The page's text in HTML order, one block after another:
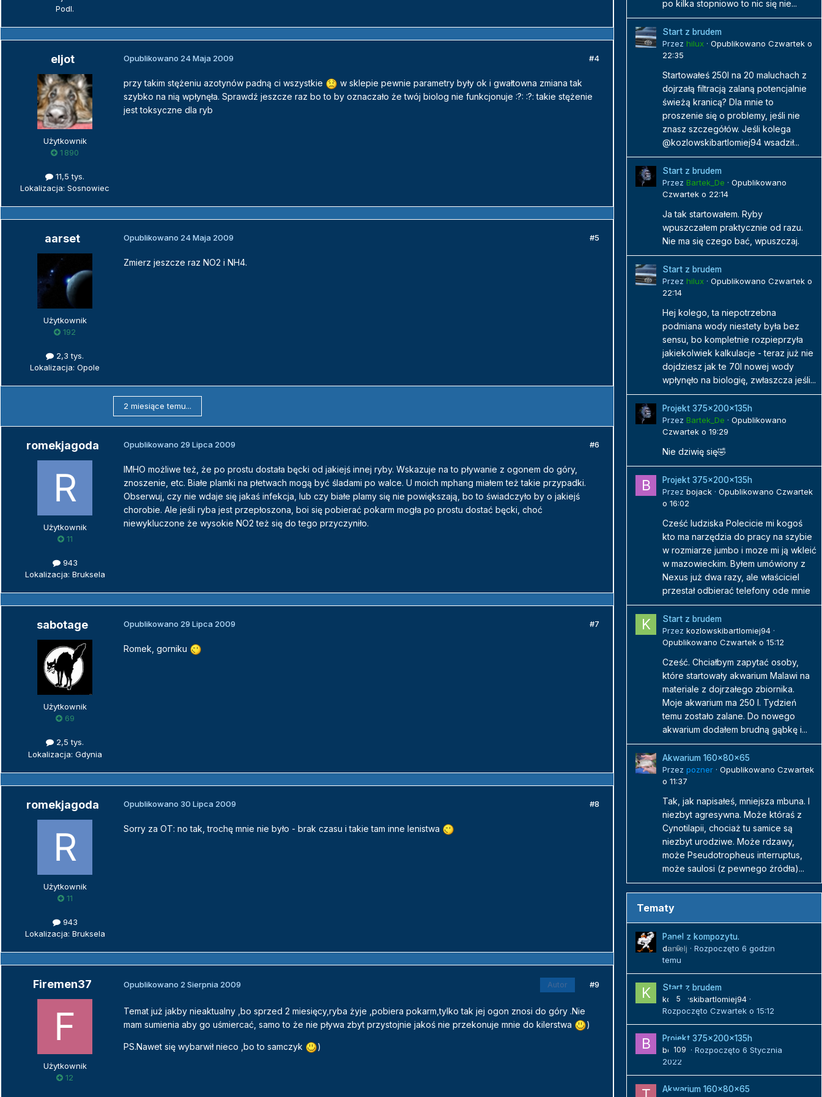
Podl.
eljot
Użytkownik
1 890
11,5 tys.
Lokalizacja: Sosnowiec
#4
Opublikowano 24 Maja 2009
przy takim stężeniu azotynów padną ci wszystkie
w sklepie pewnie parametry były ok i gwałtowna zmiana tak
szybko na nią wpłynęła. Sprawdź jeszcze raz bo to by oznaczało że twój biolog nie funkcjonuje :?: :?: takie stężenie
jest toksyczne dla ryb
aarset
Użytkownik
192
2,3 tys.
Lokalizacja: Opole
#5
Opublikowano 24 Maja 2009
Zmierz jeszcze raz NO2 i NH4.
2 miesiące temu...
romekjagoda
Użytkownik
11
943
Lokalizacja: Bruksela
#6
Opublikowano 29 Lipca 2009
IMHO możliwe też, że po prostu dostała bęcki od jakiejś innej ryby. Wskazuje na to pływanie z ogonem do góry,
znoszenie, etc. Białe plamki na płetwach mogą być śladami po walce. U moich mphang miałem też takie przypadki.
Obserwuj, czy nie wdaje się jakaś infekcja, lub czy białe plamy się nie powiększają, bo to świadczyło by o jakiejś
chorobie. Ale jeśli ryba jest przepłoszona, boi się pobierać pokarm mogła po prostu dostać bęcki, choć
niewykluczone że wysokie NO2 też się do tego przyczyniło.
sabotage
Użytkownik
69
2,5 tys.
Lokalizacja: Gdynia
#7
Opublikowano 29 Lipca 2009
Romek, gorniku
romekjagoda
Użytkownik
11
943
Lokalizacja: Bruksela
#8
Opublikowano 30 Lipca 2009
Sorry za OT: no tak, trochę mnie nie było - brak czasu i takie tam inne lenistwa
Firemen37
Użytkownik
12
Autor #9
Opublikowano 2 Sierpnia 2009
Temat już jakby nieaktualny ,bo sprzed 2 miesięcy,ryba żyje ,pobiera pokarm,tylko tak jej ogon znosi do góry .Nie
mam sumienia aby go uśmiercać, samo to że nie pływa zbyt przystojnie jakoś nie przekonuje mnie do kilerstwa
)
PS.Nawet się wybarwił nieco ,bo to samczyk )
po kilka stopniowo to nic się nie...
Start z brudem
Przez hilux · Opublikowano Czwartek o
22:35
Startowałeś 250l na 20 maluchach z
dojrzałą filtracją zalaną potencjalnie
świeżą kranicą? Dla mnie to
proszenie się o problemy, jeśli nie
znasz szczegółów. Jeśli kolega
@kozlowskibartlomiej94 wsadził...
Start z brudem
Przez Bartek_De · Opublikowano
Czwartek o 22:14
Ja tak startowałem. Ryby
wpuszczałem praktycznie od razu.
Nie ma się czego bać, wpuszczaj.
Start z brudem
Przez hilux · Opublikowano Czwartek o
22:14
Hej kolego, ta niepotrzebna
podmiana wody niestety była bez
sensu, bo kompletnie rozpieprzyła
jakiekolwiek kalkulacje - teraz już nie
dojdziesz jak te 70l nowej wody
wpłynęło na biologię, zwłaszcza jeśli...
Projekt 375x200x135h
Przez Bartek_De · Opublikowano
Czwartek o 19:29
Nie dziwię się🤣
Projekt 375x200x135h
Przez bojack · Opublikowano Czwartek
o 16:02
Cześć ludziska Polecicie mi kogoś
kto ma narzędzia do pracy na szybie
w rozmiarze jumbo i moze mi ją wkleić
w mazowieckim. Byłem umówiony z
Nexus już dwa razy, ale właściciel
przestał odbierać telefony ode mnie
Start z brudem
Przez kozlowskibartlomiej94 ·
Opublikowano Czwartek o 15:12
Cześć. Chciałbym zapytać osoby,
które startowały akwarium Malawi na
materiale z dojrzałego zbiornika.
Moje akwarium ma 250 l. Tydzień
temu zostało zalane. Do nowego
akwarium dodałem brudną gąbkę i...
Akwarium 160x80x65
Przez pozner · Opublikowano Czwartek
o 11:37
Tak, jak napisałeś, mniejsza mbuna. I
niezbyt agresywna. Może któraś z
Cynotilapii, chociaż tu samice są
niezbyt urodziwe. Może rdzawy,
może Pseudotropheus interruptus,
może saulosi (z pewnego źródła)...
Tematy
0
Panel z kompozytu.
danielj · Rozpoczęto 6 godzin
temu
5
Start z brudem
kozlowskibartlomiej94 ·
Rozpoczęto Czwartek o 15:12
109
Projekt 375x200x135h
bojack · Rozpoczęto 6 Stycznia
2022
Akwarium 160x80x65